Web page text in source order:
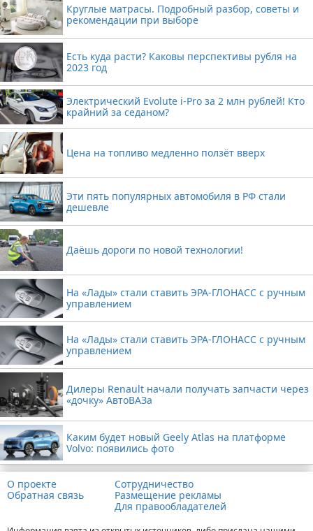
Круглые матрасы. Подробный разбор, советы и
рекомендации при выборе
Есть куда расти? Каковы перспективы рубля на
2023 год
Электрический Evolute i-Pro за 2 млн рублей! Кто
крайний за седаном?
Цена на топливо медленно ползёт вверх
Эти пять популярных автомобиля в РФ стали
дешевле
Даёшь дороги по новой технологии!
На «Лады» стали ставить ЭРА-ГЛОНАСС с ручным
управлением
На «Лады» стали ставить ЭРА-ГЛОНАСС с ручным
управлением
Дилеры Renault начали получать запчасти через
«дочку» АвтоВАЗа
Каким будет новый Geely Atlas на платформе
Volvo: появились фото
О проекте
Обратная связь
Сотрудничество
Размещение рекламы
Для правообладателей